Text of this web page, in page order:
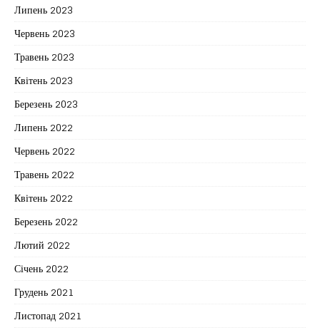
Липень 2023
Червень 2023
Травень 2023
Квітень 2023
Березень 2023
Липень 2022
Червень 2022
Травень 2022
Квітень 2022
Березень 2022
Лютий 2022
Січень 2022
Грудень 2021
Листопад 2021